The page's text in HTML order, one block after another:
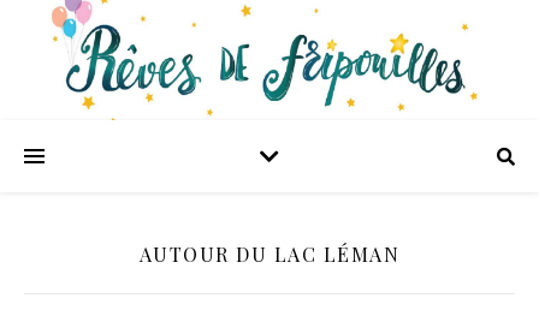
AUTOUR DU LAC LÉMAN